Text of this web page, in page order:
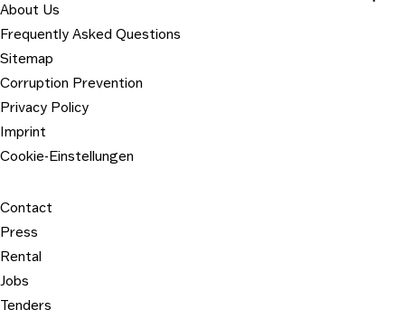
About Us
Frequently Asked Questions
Sitemap
Corruption Prevention
Privacy Policy
Imprint
Cookie-Einstellungen
Contact
Press
Rental
Jobs
Tenders